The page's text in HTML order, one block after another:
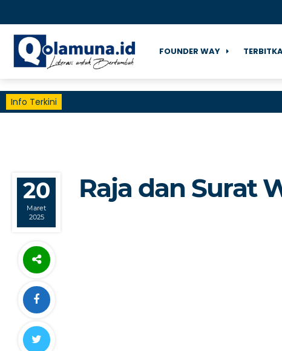
FOUNDER WAY
Info Terkini
20
Maret
2025
Raja dan Surat